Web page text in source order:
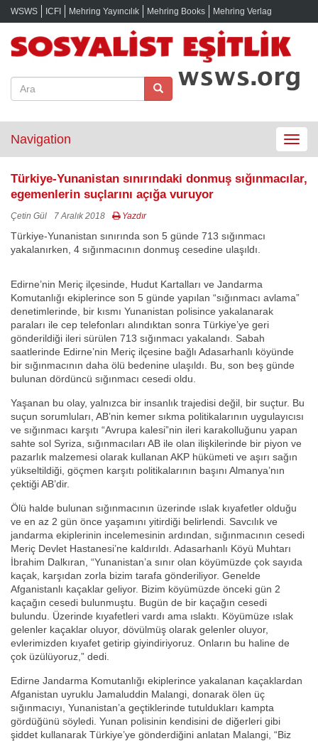
WSWS ICFI Mehring Yayıncılık Mehring Books Mehring Verlag
Toggle
Navigation
Türkiye-Yunanistan sınırındaki donmuş sığınmacılar,
egemenlerin suçlarını açığa vuruyor
Çetin Gül 7 Aralık 2018 Yazdır
Türkiye-Yunanistan sınırında son 5 günde 713 sığınmacı
yakalanırken, 4 sığınmacının donmuş cesedine ulaşıldı.
Edirne’nin Meriç ilçesinde, Hudut Kartalları ve Jandarma
Komutanlığı ekiplerince son 5 günde yapılan “sığınmacı avlama”
denetimlerinde, bir kısmı Yunanistan polisince yakalanarak
paraları ile cep telefonları alındıktan sonra Türkiye’ye geri
gönderildiği ileri sürülen 713 sığınmacı yakalandı. Sabah
saatlerinde Edirne’nin Meriç ilçesine bağlı Adasarhanlı köyünde
bir sığınmacının daha ölü bedenine ulaşıldı. Bu, son beş günde
bulunan dördüncü sığınmacı cesedi oldu.
Yaşanan bu olay, yalnızca bir insanlık trajedisi değil, bir suçtur. Bu
suçun sorumluları, AB’nin kemer sıkma politikalarının uygulayıcısı
ve sığınmacı karşıtı “Avrupa kalesi”nin ileri karakolluğunu yapan
sahte sol Syriza, sığınmacıları AB ile olan ilişkilerinde bir piyon ve
pazarlık malzemesi olarak kullanan AKP hükümeti ve aşırı sağın
yükseltildiği, göçmen karşıtı politikalarının başını Almanya’nın
çektiği AB’dir.
Ölü halde bulunan sığınmacının üzerinde ıslak kıyafetler olduğu
ve en az 2 gün önce yaşamını yitirdiği belirlendi. Savcılık ve
jandarma ekiplerinin incelemesinin ardından, sığınmacının cesedi
Meriç Devlet Hastanesi’ne kaldırıldı. Adasarhanlı Köyü Muhtarı
İbrahim Dalkıran, “Yunanistan’a sınır olan köyümüzde çok sayıda
kaçak, karşıdan zorla bizim tarafa gönderiliyor. Genelde
Afganistanlı kaçaklar geliyor. Bizim köyümüzde önceki gün 2
kaçağın cesedi bulunmuştu. Bugün de bir kaçağın cesedi
bulundu. Üzerinde kıyafetleri vardı ama ıslaktı. Köyümüze ıslak
gelenler kaçaklar oluyor, dövülmüş olarak gelenler oluyor,
evlerimizden kıyafet getirip giyindiriyoruz. Onların bu haline de
çok üzülüyoruz,” dedi.
Edirne Jandarma Komutanlığı ekiplerince yakalanan kaçaklardan
Afganistan uyruklu Jamaluddin Malangi, donarak ölen üç
sığınmacıyı, Yunanistan’a geçtiklerinde tutuldukları kampta
gördüğünü söyledi. Yunan polisinin kendisini de diğerleri gibi
şiddet kullanarak Türkiye’ye gönderdiğini anlatan Malangi, “Biz